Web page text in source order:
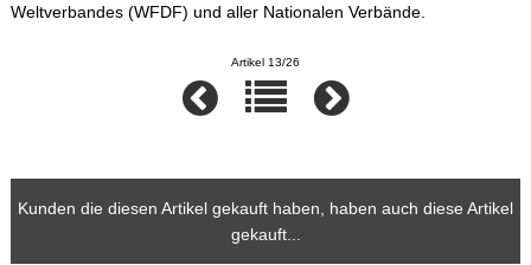
Weltverbandes (WFDF) und aller Nationalen Verbände.
Artikel 13/26
Kunden die diesen Artikel gekauft haben, haben auch diese Artikel
gekauft...